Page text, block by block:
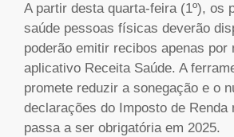
A partir desta quarta-feira (1º), os
saúde pessoas físicas deverão
poderão emitir recibos apenas por
aplicativo Receita Saúde. A
promete reduzir a sonegação e o
declarações do Imposto de Renda
passa a ser obrigatória em 2025.